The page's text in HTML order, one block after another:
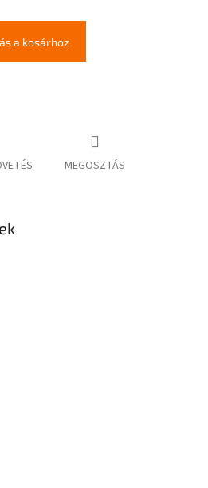
a kosárhoz
MEGOSZTÁS